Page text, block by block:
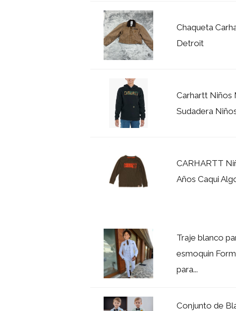
Chaqueta
Detroit
Carhartt Niños
Sudadera
CARHARTT
Años Caqui
Traje blanco
esmoquin
para...
Conjunto de